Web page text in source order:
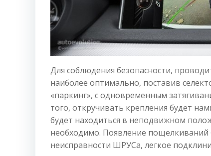
Для соблюдения безопасности,
наиболее оптимально, поставив
«паркинг», с одновременным
того, откручивать крепления будет
будет находиться в неподвижном
необходимо. Появление пощелкиваний
неисправности ШРУСа, легкое